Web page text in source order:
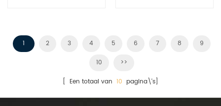
1 2 3 4 5 6 7 8 9
10 >>
[ Een totaal van 10 pagina\'s]